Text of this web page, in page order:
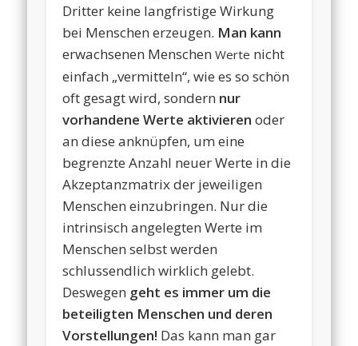
Dritter keine langfristige Wirkung
bei Menschen erzeugen. Man kann
erwachsenen MenschenWerte nicht
einfach „vermitteln“, wie es so schön
oft gesagt wird, sondern nur
vorhandene Werte aktivieren oder
an diese anknüpfen, um eine
begrenzte Anzahl neuer Werte in die
Akzeptanzmatrix der jeweiligen
Menschen einzubringen. Nur die
intrinsisch angelegten Werte im
Menschen selbst werden
schlussendlich wirklich gelebt.
Deswegen geht es immer um die
beteiligten Menschen und deren
Vorstellungen! Das kann man gar